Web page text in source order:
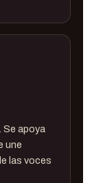
Se apoya
une
las voces